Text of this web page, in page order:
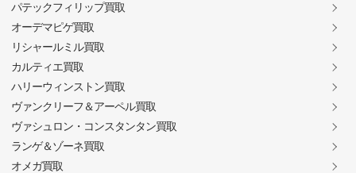
パテックフィリップ買取
オーデマピゲ買取
リシャールミル買取
カルティエ買取
ハリーウィンストン買取
ヴァンクリーフ＆アーペル買取
ヴァシュロン・コンスタンタン買取
ランゲ＆ゾーネ買取
オメガ買取